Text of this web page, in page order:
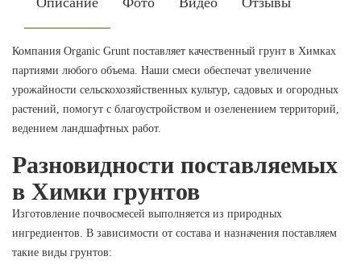
Компания Organic Grunt поставляет качественный грунт в Химках
партиями любого объема. Наши смеси обеспечат увеличение
урожайности сельскохозяйственных культур, садовых и огородных
растений, помогут с благоустройством и озеленением территорий,
ведением ландшафтных работ.
Разновидности поставляемых
в Химки грунтов
Изготовление почвосмесей выполняется из природных
ингредиентов. В зависимости от состава и назначения поставляем
такие виды грунтов: